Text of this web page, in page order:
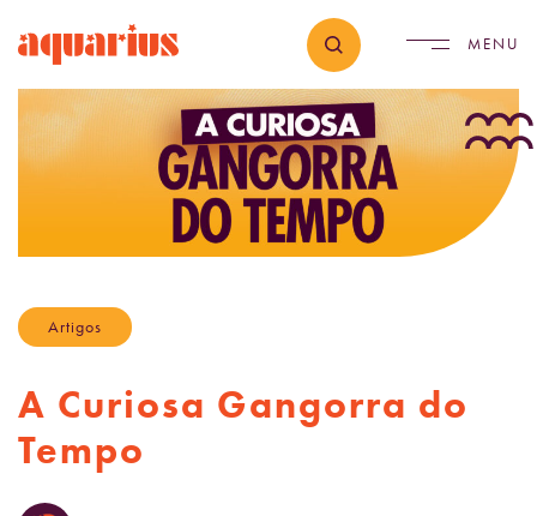
Artigos
A Curiosa Gangorra do
Tempo